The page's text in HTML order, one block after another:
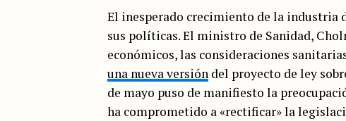
El inesperado crecimiento de la industria
sus políticas. El ministro de Sanidad,
económicos, las consideraciones
una nueva versión del proyecto de ley
de mayo puso de manifiesto la
ha comprometido a «rectificar» la